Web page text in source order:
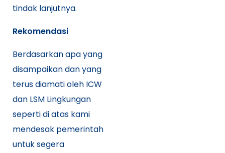
tindak lanjutnya.
Rekomendasi
Berdasarkan apa yang
disampaikan dan yang
terus diamati oleh ICW
dan LSM Lingkungan
seperti di atas kami
mendesak pemerintah
untuk segera